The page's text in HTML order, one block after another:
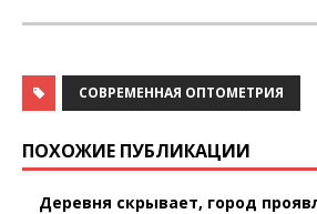
СОВРЕМЕННАЯ ОПТОМЕТРИЯ
ПОХОЖИЕ ПУБЛИКАЦИИ
Деревня скрывает, город